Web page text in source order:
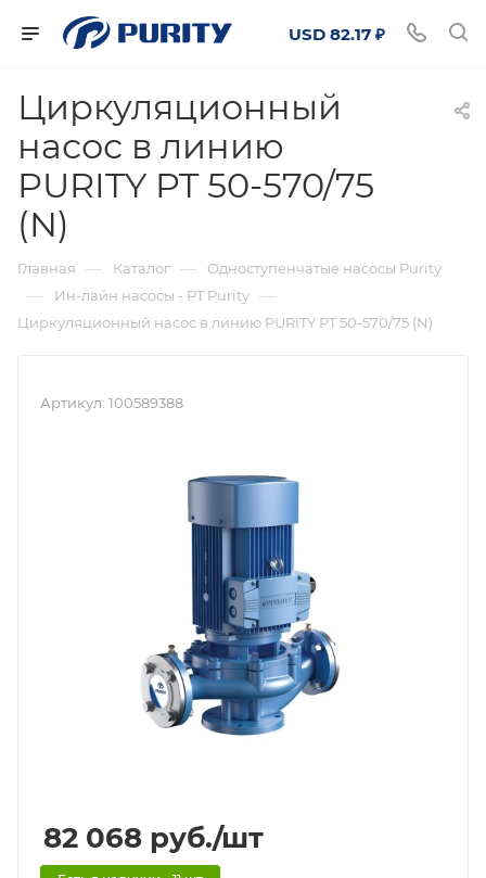
USD 82.17 ₽
Циркуляционный
насос в линию
PURITY PT 50-570/75
(N)
Главная — Каталог — Одноступенчатые насосы Purity
— Ин-лайн насосы - PT Purity —
Циркуляционный насос в линию PURITY PT 50-570/75 (N)
Артикул: 100589388
82 068 руб./шт